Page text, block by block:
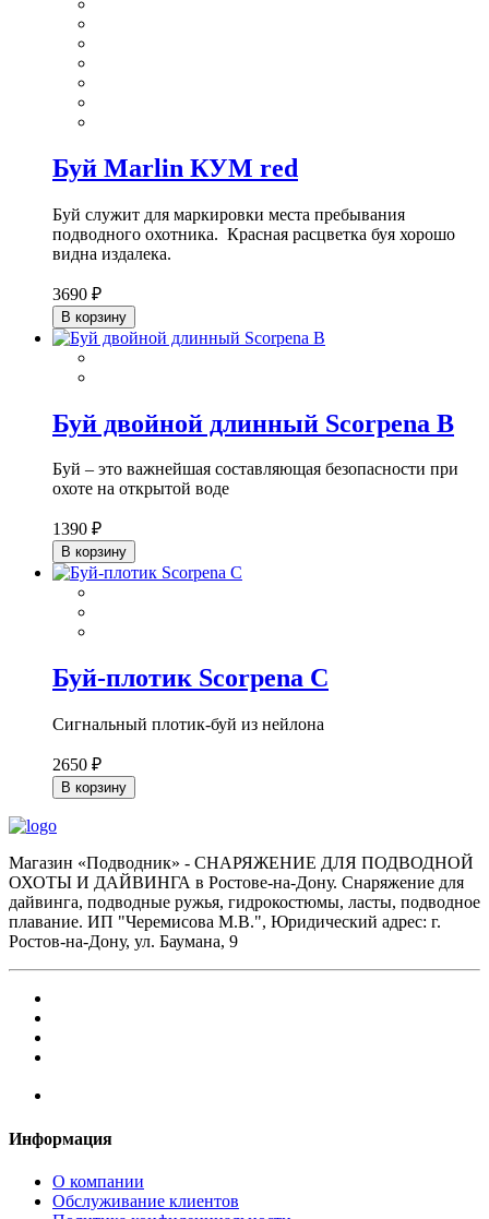
Буй Marlin КУМ red
Буй служит для маркировки места пребывания
подводного охотника. Красная расцветка буя хорошо
видна издалека.
3690 ₽
В корзину
Буй двойной длинный Scorpena B
Буй – это важнейшая составляющая безопасности при
охоте на открытой воде
1390 ₽
В корзину
Буй-плотик Scorpena C
Сигнальный плотик-буй из нейлона
2650 ₽
В корзину
Магазин «Подводник» - СНАРЯЖЕНИЕ ДЛЯ ПОДВОДНОЙ
ОХОТЫ И ДАЙВИНГА в Ростове-на-Дону. Снаряжение для
дайвинга, подводные ружья, гидрокостюмы, ласты, подводное
плавание. ИП "Черемисова М.В.", Юридический адрес: г.
Ростов-на-Дону, ул. Баумана, 9
Информация
О компании
Обслуживание клиентов